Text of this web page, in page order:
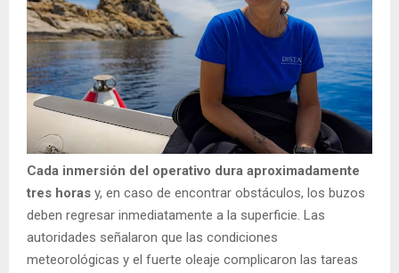
Cada inmersión del operativo dura aproximadamente
tres horas y, en caso de encontrar obstáculos, los buzos
deben regresar inmediatamente a la superficie. Las
autoridades señalaron que las condiciones
meteorológicas y el fuerte oleaje complicaron las tareas